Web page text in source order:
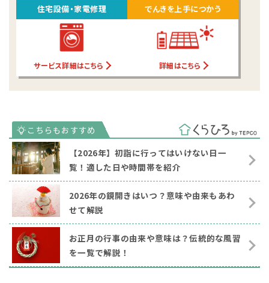
住宅設備・家電修理
サービス詳細はこちら
でんきを上手につかう
詳細はこちら
【2026年】初詣に行ってはいけない日一
覧！適した日や時間帯を紹介
2026年の鏡開きはいつ？意味や由来もあわ
せて解説
お正月の行事の由来や意味は？伝統的な風習
を一覧で解説！